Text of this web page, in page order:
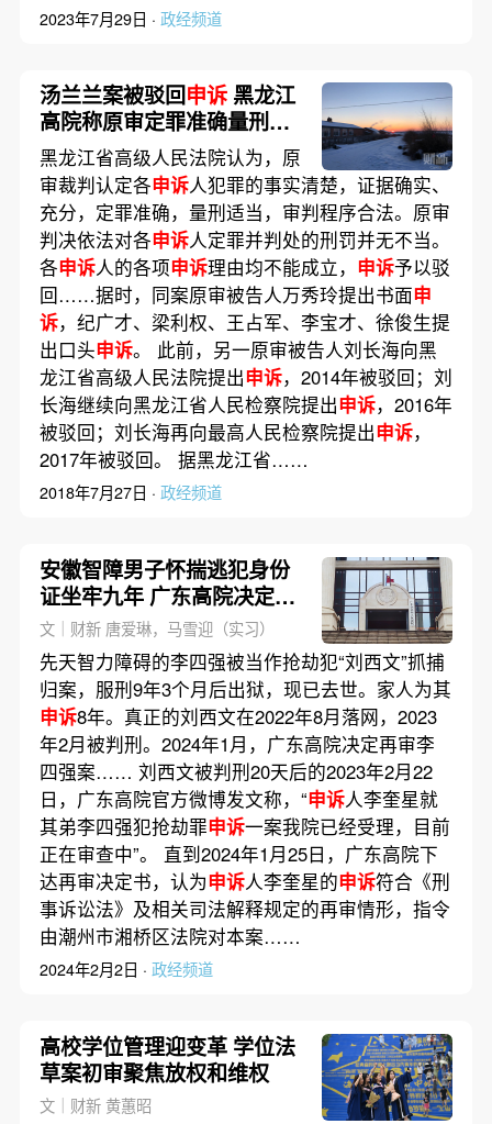
2023年7月29日 · 政经频道
汤兰兰案被驳回申诉黑龙江
高院称原审定罪准确量刑适
当
黑龙江省高级人民法院认为，原
审裁判认定各申诉人犯罪的事实清楚，证据确实、
充分，定罪准确，量刑适当，审判程序合法。原审
判决依法对各申诉人定罪并判处的刑罚并无不当。
各申诉人的各项申诉理由均不能成立， 申诉予以驳
回……据时，同案原审被告人万秀玲提出书面申
诉，纪广才、梁利权、王占军、李宝才、徐俊生提
出口头申诉。 此前，另一原审被告人刘长海向黑
龙江省高级人民法院提出申诉，2014年被驳回；刘
长海继续向黑龙江省人民检察院提出申诉，2016年
被驳回；刘长海再向最高人民检察院提出申诉，
2017年被驳回。 据黑龙江省……
2018年7月27日 · 政经频道
安徽智障男子怀揣逃犯身份
证坐牢九年 广东高院决定再
审
文｜财新 唐爱琳，马雪迎（实习）
先天智力障碍的李四强被当作抢劫犯“刘西文”抓捕
归案，服刑9年3个月后出狱，现已去世。家人为其
申诉8年。真正的刘西文在2022年8月落网，2023
年2月被判刑。2024年1月，广东高院决定再审李
四强案…… 刘西文被判刑20天后的2023年2月22
日，广东高院官方微博发文称，“申诉人李奎星就
其弟李四强犯抢劫罪申诉一案我院已经受理，目前
正在审查中”。 直到2024年1月25日，广东高院下
达再审决定书，认为申诉人李奎星的申诉符合《刑
事诉讼法》及相关司法解释规定的再审情形，指令
由潮州市湘桥区法院对本案……
2024年2月2日 · 政经频道
高校学位管理迎变革 学位法
草案初审聚焦放权和维权
文｜财新 黄蕙昭